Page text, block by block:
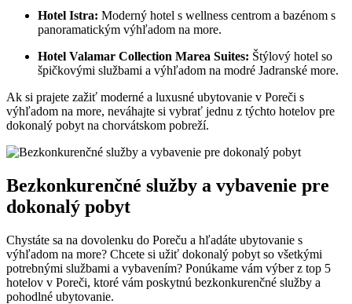
Hotel⁣ Istra: Moderný hotel s wellness ‌centrom⁤ a bazénom s
panoramatickým výhľadom na more.
Hotel Valamar Collection Marea Suites: ​Štýlový hotel so
⁤špičkovými službami a výhľadom‌ na ⁤modré Jadranské⁤ more.
Ak‍ si⁣ prajete zažiť moderné a luxusné ubytovanie⁤ v Poreči s
výhľadom na‍ more, neváhajte⁢ si vybrať jednu z ⁢týchto‌ hotelov ⁣pre
dokonalý pobyt ​na ⁤chorvátskom⁢ pobreží.
Bezkonkurenčné služby ‍a vybavenie ​pre
dokonalý ⁤pobyt
Chystáte sa⁢ na dovolenku do‌ Poreču a hľadáte ​ubytovanie s
výhľadom na more? ⁣Chcete si užiť dokonalý pobyt so všetkými
‍potrebnými službami a vybavením? Ponúkame ​vám výber ⁤z top 5
hotelov​ v Poreči,‍ ktoré​ vám​ poskytnú⁤ bezkonkurenčné ⁣služby a
pohodlné ubytovanie.